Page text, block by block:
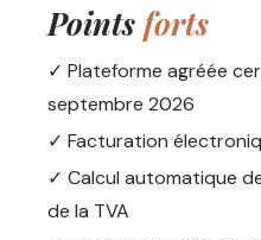
Points forts
✓ Plateforme agréée
septembre 2026
✓ Facturation
✓ Calcul automatique
de la TVA